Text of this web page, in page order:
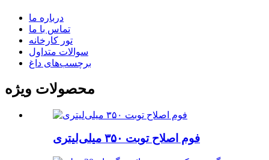
درباره ما
تماس با ما
تور کارخانه
سوالات متداول
برچسب‌های داغ
محصولات ویژه
فوم اصلاح توبت ۳۵۰ میلی‌لیتری